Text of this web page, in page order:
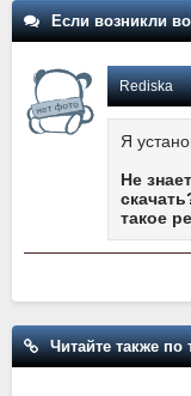
Если возникли
Rediska
Я
Не
такое
Читайте также по